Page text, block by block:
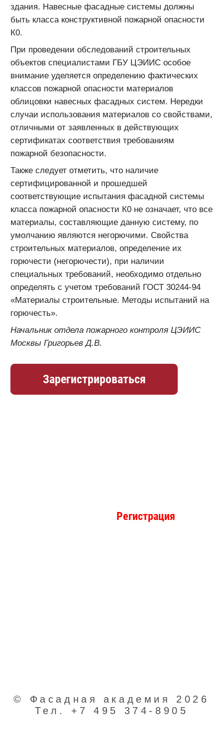
здания. Навесные фасадные системы должны
быть класса конструктивной пожарной опасности
К0.
При проведении обследований строительных
объектов специалистами ГБУ ЦЭИИС особое
внимание уделяется определению фактических
классов пожарной опасности материалов
облицовки навесных фасадных систем. Нередки
случаи использования материалов со свойствами,
отличными от заявленных в действующих
сертификатах соответствия требованиям
пожарной безопасности.
Также следует отметить, что наличие
сертифицированной и прошедшей
соответствующие испытания фасадной системы
класса пожарной опасности К0 не означает, что все
материалы, составляющие данную систему, по
умолчанию являются негорючими. Свойства
строительных материалов, определение их
горючести (негорючести), при наличии
специальных требований, необходимо отдельно
определять с учетом требований ГОСТ 30244-94
«Материалы строительные. Методы испытаний на
горючесть».
Начальник отдела пожарного контроля ЦЭИИС
Москвы Григорьев Д.В.
Зарегистрироваться
Регистрация
© Фасадная академия 2026
Тел. +7 495 374-8905